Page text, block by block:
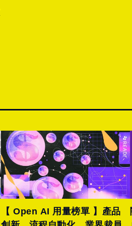
【 Open AI 用量榜單 】產品